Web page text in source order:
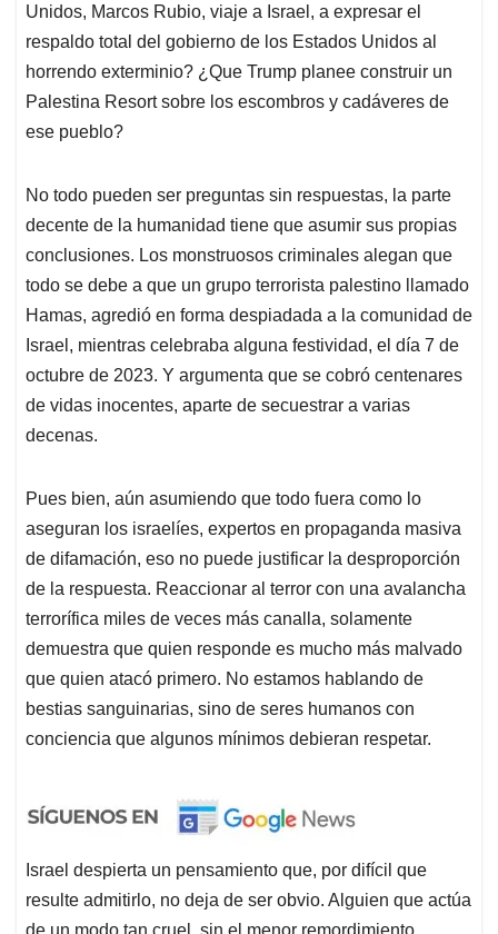
Unidos, Marcos Rubio, viaje a Israel, a expresar el
respaldo total del gobierno de los Estados Unidos al
horrendo exterminio? ¿Que Trump planee construir un
Palestina Resort sobre los escombros y cadáveres de
ese pueblo?
No todo pueden ser preguntas sin respuestas, la parte
decente de la humanidad tiene que asumir sus propias
conclusiones. Los monstruosos criminales alegan que
todo se debe a que un grupo terrorista palestino llamado
Hamas, agredió en forma despiadada a la comunidad de
Israel, mientras celebraba alguna festividad, el día 7 de
octubre de 2023. Y argumenta que se cobró centenares
de vidas inocentes, aparte de secuestrar a varias
decenas.
Pues bien, aún asumiendo que todo fuera como lo
aseguran los israelíes, expertos en propaganda masiva
de difamación, eso no puede justificar la desproporción
de la respuesta. Reaccionar al terror con una avalancha
terrorífica miles de veces más canalla, solamente
demuestra que quien responde es mucho más malvado
que quien atacó primero. No estamos hablando de
bestias sanguinarias, sino de seres humanos con
conciencia que algunos mínimos debieran respetar.
Israel despierta un pensamiento que, por difícil que
resulte admitirlo, no deja de ser obvio. Alguien que actúa
de un modo tan cruel, sin el menor remordimiento,